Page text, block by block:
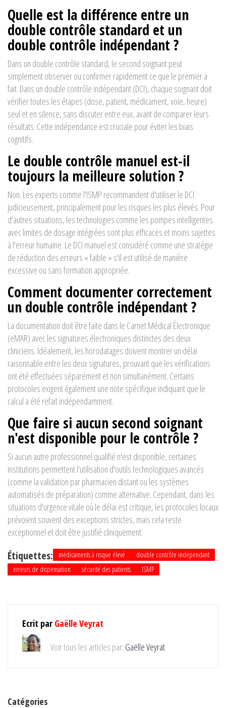
Quelle est la différence entre un
double contrôle standard et un
double contrôle indépendant ?
Dans un double contrôle standard, le second soignant peut
simplement observer ou confirmer rapidement ce que le premier a
fait. Dans un double contrôle indépendant (DCI), chaque soignant doit
vérifier toutes les étapes (dose, patient, médicament, voie, heure)
seul et en silence, sans discuter entre eux, avant de comparer leurs
résultats. Cette indépendance est cruciale pour éviter les biais
cognitifs.
Le double contrôle manuel est-il
toujours la meilleure solution ?
Non. Les experts comme l'ISMP recommandent d'utiliser le DCI
judicieusement, principalement pour les risques les plus élevés. Pour
d'autres situations, les technologies comme les pompes intelligentes
avec limites de dosage intégrées sont plus efficaces et moins sujettes
à l'erreur humaine. Le DCI manuel est considéré comme une stratégie
de réduction des erreurs « faible » s'il est utilisé de manière
excessive ou sans formation appropriée.
Comment documenter correctement
un double contrôle indépendant ?
La documentation doit être faite dans le Carnet Médical Électronique
(eMAR) avec les signatures électroniques distinctes des deux
cliniciens. Idéalement, les horodatages doivent montrer un délai
raisonnable entre les deux signatures, prouvant que les vérifications
ont été effectuées séparément et non simultanément. Certains
protocoles exigent également une note spécifique indiquant que le
calcul a été refait indépendamment.
Que faire si aucun second soignant
n'est disponible pour le contrôle ?
Si aucun autre professionnel qualifié n'est disponible, certaines
institutions permettent l'utilisation d'outils technologiques avancés
(comme la validation par pharmacien distant ou les systèmes
automatisés de préparation) comme alternative. Cependant, dans les
situations d'urgence vitale où le délai est critique, les protocoles locaux
prévoient souvent des exceptions strictes, mais cela reste
exceptionnel et doit être justifié cliniquement.
Étiquettes: médicaments à risque élevé
double contrôle indépendant
erreurs de dispensation
sécurité des patients ISMP
Ecrit par Gaëlle Veyrat
Voir tous les articles par: Gaëlle Veyrat
Catégories